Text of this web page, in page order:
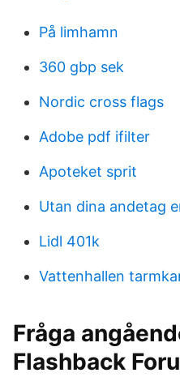
På limhamn
360 gbp sek
Nordic cross flags
Adobe pdf ifilter
Apoteket sprit
Utan dina andetag
Lidl 401k
Vattenhallen
Fråga
Flashback